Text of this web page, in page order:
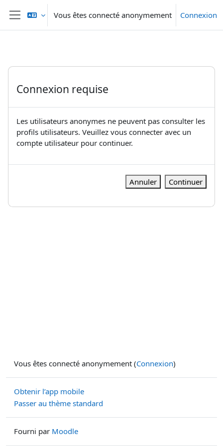
Passer au contenu principal
Panneau latéral
Vous êtes connecté anonymement Connexion
Connexion requise
Les utilisateurs anonymes ne peuvent pas consulter les
profils utilisateurs. Veuillez vous connecter avec un
compte utilisateur pour continuer.
Annuler Continuer
Vous êtes connecté anonymement (Connexion)
Obtenir l’app mobile
Passer au thème standard
Fourni par Moodle